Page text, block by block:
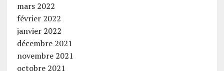
mars 2022
février 2022
janvier 2022
décembre 2021
novembre 2021
octobre 2021